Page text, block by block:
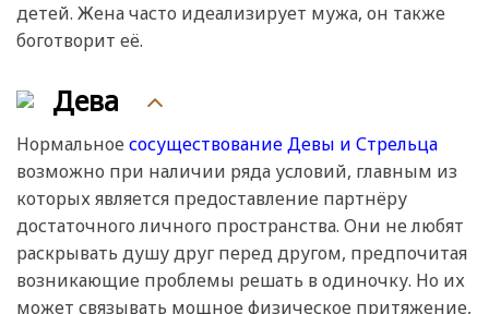
детей. Жена часто идеализирует мужа, он также
боготворит её.
Дева
Нормальноесосуществование Девы и Стрельца
возможно при наличии ряда условий, главным из
которых является предоставление партнёру
достаточного личного пространства. Они не любят
раскрывать душу друг перед другом, предпочитая
возникающие проблемы решать в одиночку. Но их
может связывать мощное физическое притяжение,